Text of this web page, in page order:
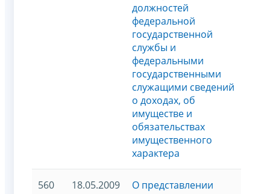
должностей
федеральной
государственной
службы и
федеральными
государственными
служащими сведений
о доходах, об
имуществе и
обязательствах
имущественного
характера
560 18.05.2009
О представлении